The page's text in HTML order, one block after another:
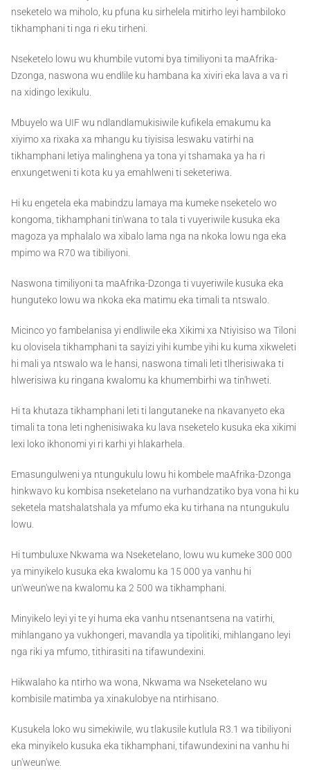
nseketelo wa miholo, ku pfuna ku sirhelela mitirho leyi hambiloko
tikhamphani ti nga ri eku tirheni.
Nseketelo lowu wu khumbile vutomi bya timiliyoni ta maAfrika-
Dzonga, naswona wu endlile ku hambana ka xiviri eka lava a va ri
na xidingo lexikulu.
Mbuyelo wa UIF wu ndlandlamukisiwile kufikela emakumu ka
xiyimo xa rixaka xa mhangu ku tiyisisa leswaku vatirhi na
tikhamphani letiya malinghena ya tona yi tshamaka ya ha ri
enxungetweni ti kota ku ya emahlweni ti seketeriwa.
Hi ku engetela eka mabindzu lamaya ma kumeke nseketelo wo
kongoma, tikhamphani tin'wana to tala ti vuyeriwile kusuka eka
magoza ya mphalalo wa xibalo lama nga na nkoka lowu nga eka
mpimo wa R70 wa tibiliyoni.
Naswona timiliyoni ta maAfrika-Dzonga ti vuyeriwile kusuka eka
hunguteko lowu wa nkoka eka matimu eka timali ta ntswalo.
Micinco yo fambelanisa yi endliwile eka Xikimi xa Ntiyisiso wa Tiloni
ku olovisela tikhamphani ta sayizi yihi kumbe yihi ku kuma xikweleti
hi mali ya ntswalo wa le hansi, naswona timali leti tlherisiwaka ti
hlwerisiwa ku ringana kwalomu ka khumembirhi wa tin'hweti.
Hi ta khutaza tikhamphani leti ti langutaneke na nkavanyeto eka
timali ta tona leti nghenisiwaka ku lava nseketelo kusuka eka xikimi
lexi loko ikhonomi yi ri karhi yi hlakarhela.
Emasungulweni ya ntungukulu lowu hi kombele maAfrika-Dzonga
hinkwavo ku kombisa nseketelano na vurhandzatiko bya vona hi ku
seketela matshalatshala ya mfumo eka ku tirhana na ntungukulu
lowu.
Hi tumbuluxe Nkwama wa Nseketelano, lowu wu kumeke 300 000
ya minyikelo kusuka eka kwalomu ka 15 000 ya vanhu hi
un'weun'we na kwalomu ka 2 500 wa tikhamphani.
Minyikelo leyi yi te yi huma eka vanhu ntsenantsena na vatirhi,
mihlangano ya vukhongeri, mavandla ya tipolitiki, mihlangano leyi
nga riki ya mfumo, tithirasiti na tifawundexini.
Hikwalaho ka ntirho wa wona, Nkwama wa Nseketelano wu
kombisile matimba ya xinakulobye na ntirhisano.
Kusukela loko wu simekiwile, wu tlakusile kutlula R3.1 wa tibiliyoni
eka minyikelo kusuka eka tikhamphani, tifawundexini na vanhu hi
un'weun'we.